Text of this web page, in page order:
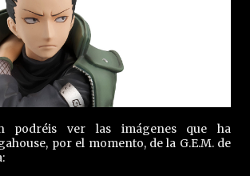
podréis ver las imágenes que ha
por el momento, de la G.E.M. de